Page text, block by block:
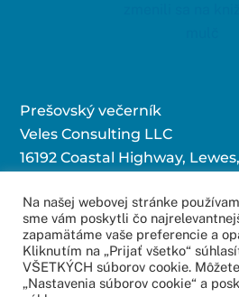
Prešovský večerník
Veles Consulting LLC
16192 Coastal Highway,
Kontaktujte nás:
redakcia@povecernik.sk
Na našej webovej stránke
sme vám poskytli čo
zapamätáme vaše preferencie a
Kliknutím na „Prijať všetko“
VŠETKÝCH súborov cookie.
„Nastavenia súborov cookie“ a